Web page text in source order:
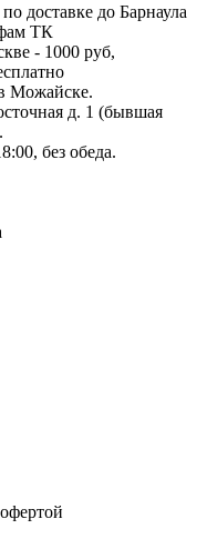
доставке до Барнаула
ТК
- 1000 руб,
Можайске.
д. 1 (бывшая
без обеда.